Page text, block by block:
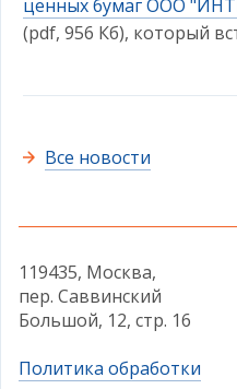
ценных бумаг ООО
(pdf, 956 Кб), который
Все новости
119435, Москва,
пер. Саввинский
Большой, 12, стр. 16
Политика обработки